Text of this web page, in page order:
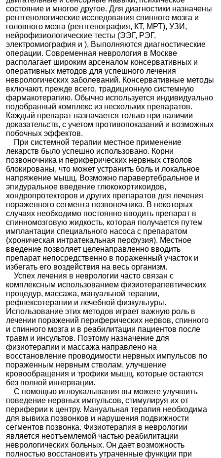
состояние и многое другое. Для диагностики назначены
рентгенологические исследования спинного мозга и
головного мозга (рентгенография, КТ, МРТ), УЗИ,
нейрофизиологические тесты (ЭЭГ, РЭГ,
электромиография и ), Выполняются диагностические
операции. Современная неврология в Москве
располагает широким арсеналом консервативных и
оперативных методов для успешного лечения
неврологических заболеваний. Консервативные методы
включают, прежде всего, традиционную системную
фармакотерапию. Обычно используется индивидуально
подобранный комплекс из нескольких препаратов.
Каждый препарат назначается только при наличии
доказательств, с учетом противопоказаний и возможных
побочных эффектов.
При системной терапии местное применение
лекарств было успешно использовано. Корни
позвоночника и периферических нервных стволов
блокированы, что может устранить боль и локальное
напряжение мышц. Возможно паравертебральное и
эпидуральное введение глюкокортикоидов,
хондропротекторов и других препаратов для лечения
пораженного сегмента позвоночника. В некоторых
случаях необходимо постоянно вводить препарат в
спинномозговую жидкость, которая получается путем
имплантации специального насоса с препаратом
(хроническая интратекальная перфузия). Местное
введение позволяет целенаправленно вводить
препарат непосредственно в пораженный участок и
избегать его воздействия на весь организм.
Успех лечения в неврологии часто связан с
комплексным использованием физиотерапевтических
процедур, массажа, мануальной терапии,
рефлексотерапии и лечебной физкультуры.
Использование этих методов играет важную роль в
лечении поражений периферических нервов, спинного
и спинного мозга и в реабилитации пациентов после
травм и инсультов. Поэтому назначение для
физиотерапии и массажа направлено на
восстановление проводимости нервных импульсов по
пораженным нервным стволам, улучшение
кровообращения и трофики мышц, которые остаются
без полной иннервации.
С помощью иглоукалывания вы можете улучшить
поведение нервных импульсов, стимулируя их от
периферии к центру. Мануальная терапия необходима
для вывиха позвонков и нарушения подвижности
сегментов позвонка. Физиотерапия в неврологии
является неотъемлемой частью реабилитации
неврологических больных. Он дает возможность
полностью восстановить утраченные функции при